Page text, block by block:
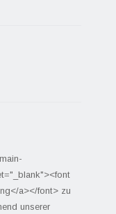
a></font> zu
unserer